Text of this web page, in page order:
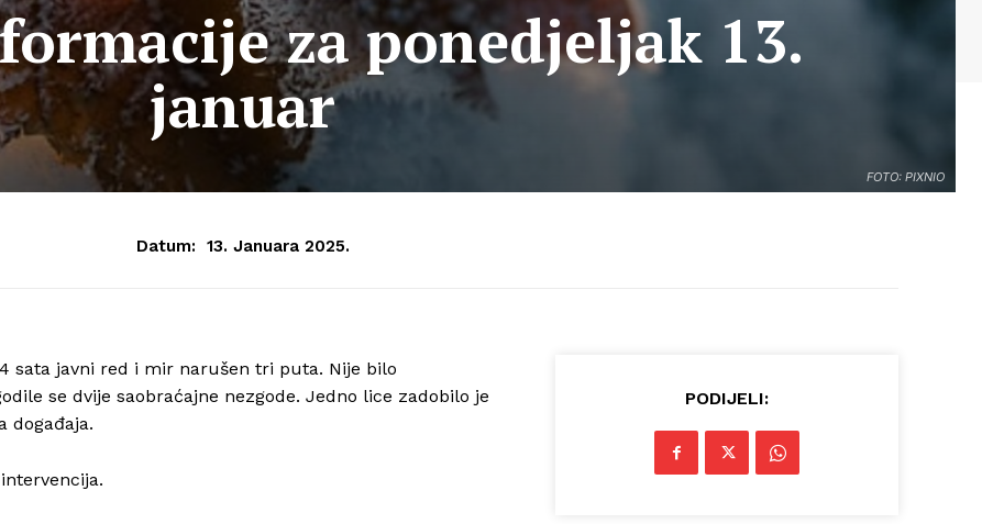
FOTO: PIXNIO
za ponedjeljak 13.
januar
Datum: 13. Januara 2025.
sata javni red i mir narušen tri puta. Nije bilo
se dvije saobraćajne nezgode. Jedno lice zadobilo je
događaja.
PODIJELI: